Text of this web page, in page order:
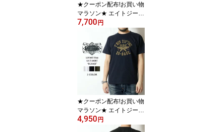
★クーポン配布!お買い物
マラソン★ エイトジー T
シャツ アメカジ 2026春
夏 新作 メンズ 日本製 半
袖 ミリタリー カットソ
ー プリント 大人 30代 40
代 50代 国産 綿100 EIGH
T-G BRIDGE BUSTERS
8ST-43
7,700円
★クーポン配布!お買い物
マラソン★ エイトジー T
シャツ アメカジ 2026春
夏 新作 メンズ ミリタリ
4,950円